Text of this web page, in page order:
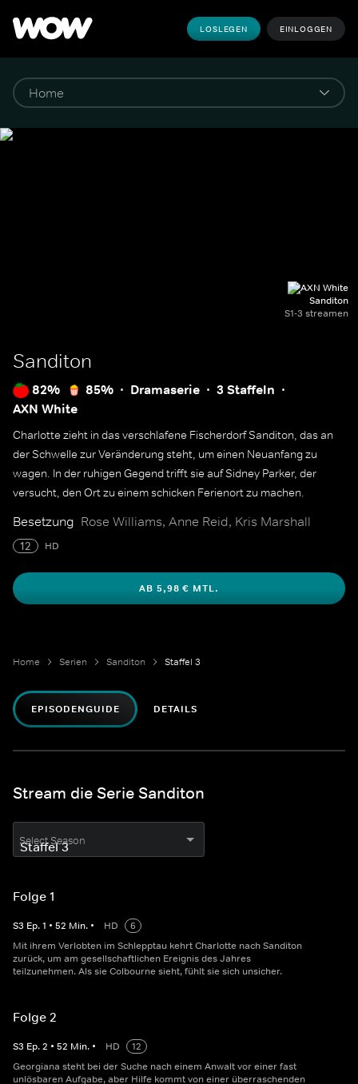
LOSLEGEN EINLOGGEN
Sanditon
S1-3 streamen
Sanditon
82% 85% Dramaserie
3 Staffeln
AXN White
Charlotte zieht in das verschlafene Fischerdorf Sanditon, das an
der Schwelle zur Veränderung steht, um einen Neuanfang zu
wagen. In der ruhigen Gegend trifft sie auf Sidney Parker, der
versucht, den Ort zu einem schicken Ferienort zu machen.
Besetzung Rose Williams, Anne Reid, Kris Marshall
12 HD
AB 5,98 € MTL.
Home Serien Sanditon Staffel 3
EPISODENGUIDE DETAILS
Stream die Serie Sanditon
Select Season
Folge 1
S3 Ep.1 • 52 Min. • HD
6
Mit ihrem Verlobten im Schlepptau kehrt Charlotte nach Sanditon
zurück, um am gesellschaftlichen Ereignis des Jahres
teilzunehmen. Als sie Colbourne sieht, fühlt sie sich unsicher.
Folge 2
S3 Ep.2 • 52 Min. • HD
12
Georgiana steht bei der Suche nach einem Anwalt vor einer fast
unlösbaren Aufgabe, aber Hilfe kommt von einer überraschenden